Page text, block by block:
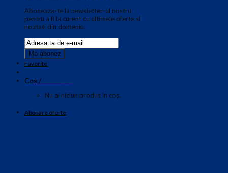
Aboneaza-te la newsletter-ul nostru
pentru a fi la curent cu ultimele oferte si
noutati din domeniu.
Favorite
Coș /
Nu ai niciun produs în coș.
Abonare oferte